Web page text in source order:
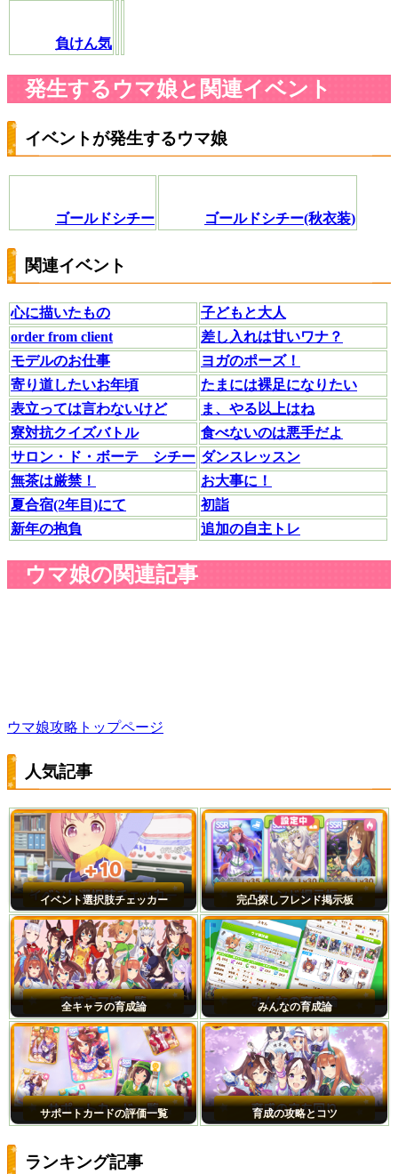
負けん気
発生するウマ娘と関連イベント
イベントが発生するウマ娘
ゴールドシチー ゴールドシチー(秋衣装)
関連イベント
心に描いたもの
子どもと大人
order from client
差し入れは甘いワナ？
モデルのお仕事
ヨガのポーズ！
寄り道したいお年頃
たまには裸足になりたい
表立っては言わないけど
ま、やる以上はね
寮対抗クイズバトル
食べないのは悪手だよ
サロン・ド・ボーテ シチー ダンスレッスン
無茶は厳禁！
お大事に！
夏合宿(2年目)にて
初詣
新年の抱負
追加の自主トレ
ウマ娘の関連記事
ウマ娘攻略トップページ
人気記事
イベント選択肢チェッカー 完凸探しフレンド掲示板
全キャラの育成論 みんなの育成論
サポートカードの評価一覧 育成の攻略とコツ
ランキング記事